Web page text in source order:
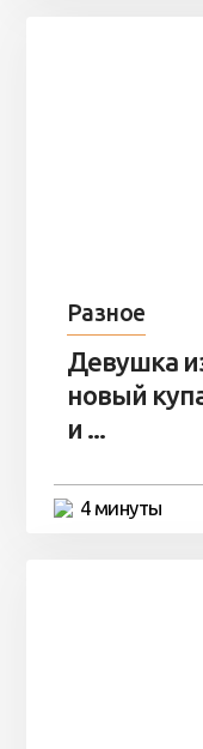
Разное
Девушка
новый
и ...
4 минуты